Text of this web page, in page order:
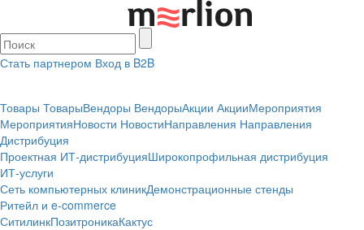
Стать партнером Вход в B2B
Товары ТоварыВендоры ВендорыАкции АкцииМероприятия
МероприятияНовости НовостиНаправления Направления
Дистрибуция
Проектная ИТ-дистрибуцияШирокопрофильная дистрибуция
ИТ-услуги
Сеть компьютерных клиникДемонстрационные стенды
Ритейл и e-commerce
СитилинкПозитроникаКактус